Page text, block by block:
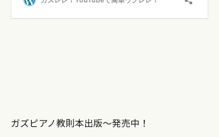
ガズピアノ教則本出版〜発売中！